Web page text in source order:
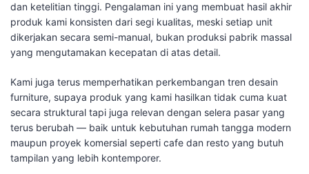
dan ketelitian tinggi. Pengalaman ini yang membuat hasil akhir
produk kami konsisten dari segi kualitas, meski setiap unit
dikerjakan secara semi-manual, bukan produksi pabrik massal
yang mengutamakan kecepatan di atas detail.
Kami juga terus memperhatikan perkembangan tren desain
furniture, supaya produk yang kami hasilkan tidak cuma kuat
secara struktural tapi juga relevan dengan selera pasar yang
terus berubah — baik untuk kebutuhan rumah tangga modern
maupun proyek komersial seperti cafe dan resto yang butuh
tampilan yang lebih kontemporer.